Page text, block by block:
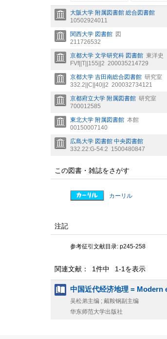
大阪大学 附属図書館 総合図書館
10502924011
関西大学 図書館 図
211726532
京都大学 文学研究科 図書館 東洋史
FVf||T||155||2 200035214729
京都大学 吉田南総合図書館 研究室
332.2||C||40||2 200032734121
京都府立大学 附属図書館 研究室
700012585
東北大学 附属図書館 本館
00150007140
広島大学 図書館 中央図書館
332.22:G-54:2 1500480847
この図書・雑誌をさがす
カーリル
注記
参考征引文献目录: p245-258
関連文献： 1件中 1-1を表示
中国近代经济地理 =
吴松弟主编 ; 戴鞍钢副主编
华东师范大学出版社